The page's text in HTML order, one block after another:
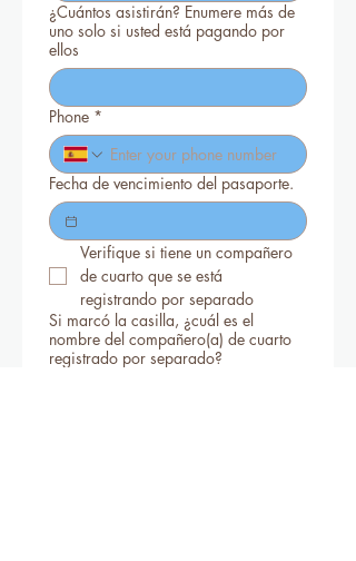
¿Cuántos asistirán? Enumere más de
uno solo si usted está pagando por
ellos
Phone *
Fecha de vencimiento del pasaporte.
Verifique si tiene un compañero
de cuarto que se está
registrando por separado
Si marcó la casilla, ¿cuál es el
nombre del compañero(a) de cuarto
registrado por separado?